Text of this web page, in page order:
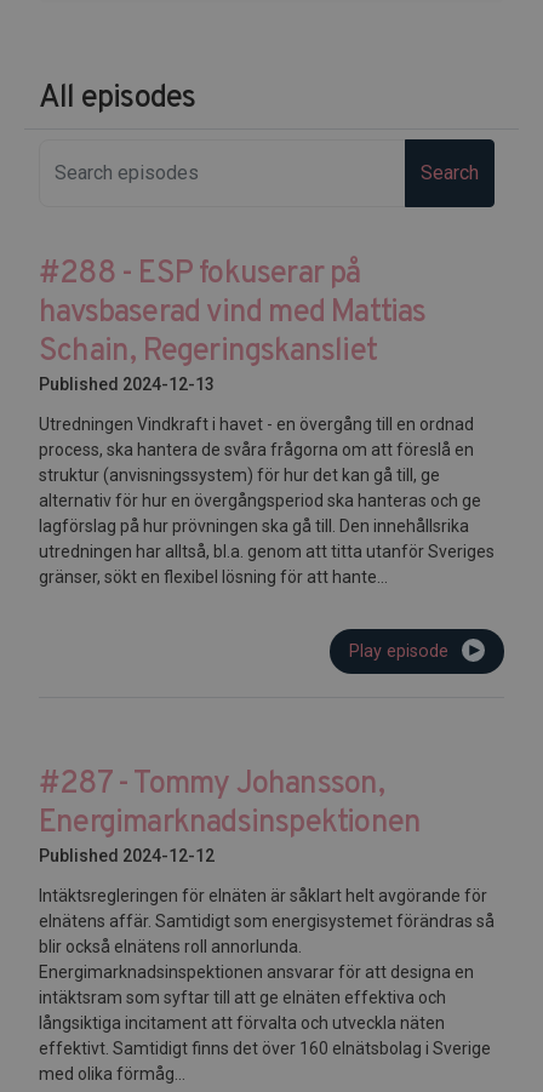
All episodes
Search
#288 - ESP fokuserar på
havsbaserad vind med Mattias
Schain, Regeringskansliet
Published 2024-12-13
Utredningen Vindkraft i havet - en övergång till en ordnad
process, ska hantera de svåra frågorna om att föreslå en
struktur (anvisningssystem) för hur det kan gå till, ge
alternativ för hur en övergångsperiod ska hanteras och ge
lagförslag på hur prövningen ska gå till. Den innehållsrika
utredningen har alltså, bl.a. genom att titta utanför Sveriges
gränser, sökt en flexibel lösning för att hante...
Play episode
#287 - Tommy Johansson,
Energimarknadsinspektionen
Published 2024-12-12
Intäktsregleringen för elnäten är såklart helt avgörande för
elnätens affär. Samtidigt som energisystemet förändras så
blir också elnätens roll annorlunda.
Energimarknadsinspektionen ansvarar för att designa en
intäktsram som syftar till att ge elnäten effektiva och
långsiktiga incitament att förvalta och utveckla näten
effektivt. Samtidigt finns det över 160 elnätsbolag i Sverige
med olika förmåg...